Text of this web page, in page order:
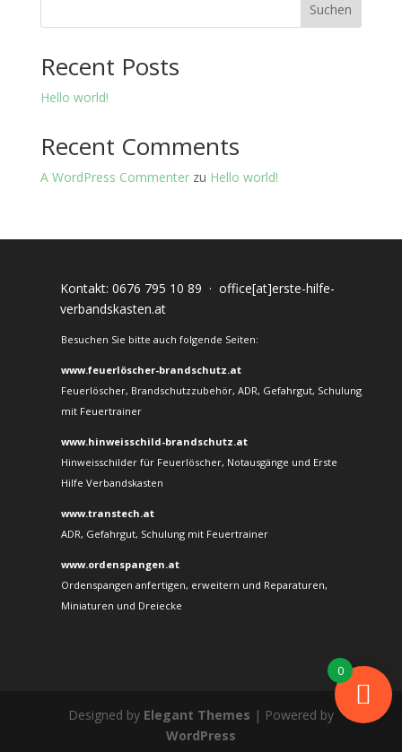
Suchen
Recent Posts
Hello world!
Recent Comments
A WordPress Commenterzu Hello world!
Kontakt: 0676 795 10 89 · office[at]erste-hilfe-
verbandskasten.at
Besuchen Sie bitte auch folgende Seiten:
www.feuerlöscher-brandschutz.at
Feuerlöscher, Brandschutzzubehör, ADR, Gefahrgut, Schulung
mit Feuertrainer
www.hinweisschild-brandschutz.at
Hinweisschilder für Feuerlöscher, Notausgänge und Erste
Hilfe Verbandskasten
www.transtech.at
ADR, Gefahrgut, Schulung mit Feuertrainer
www.ordenspangen.at
Ordenspangen anfertigen, erweitern und Reparaturen,
Miniaturen und Dreiecke
Designed by Elegant Themes | Powered by
WordPress
0